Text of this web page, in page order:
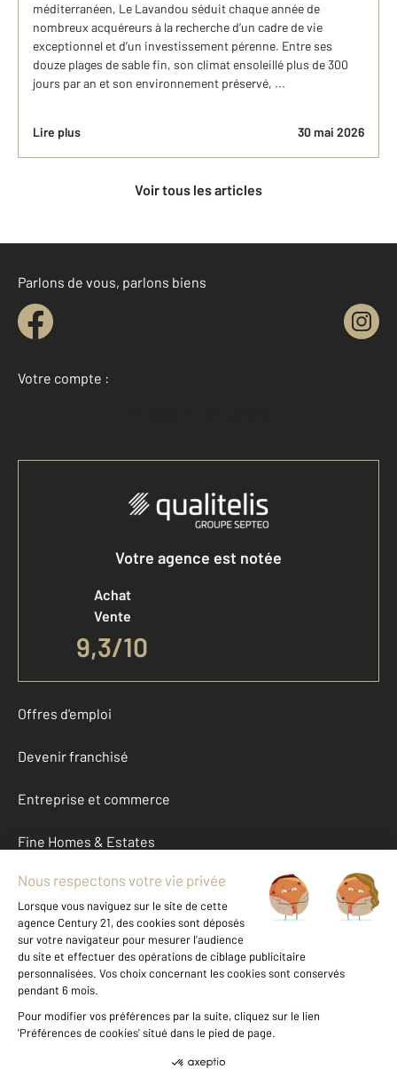
méditerranéen, Le Lavandou séduit chaque année de
nombreux acquéreurs à la recherche d’un cadre de vie
exceptionnel et d’un investissement pérenne. Entre ses
douze plages de sable fin, son climat ensoleillé plus de 300
jours par an et son environnement préservé, ...
Lire plus 30 mai 2026
Voir tous les articles
Parlons de vous, parlons biens
Votre compte :
Accéder à mon compte
Votre agence est notée
Achat
Vente
9,3/10
Offres d'emploi
Devenir franchisé
Entreprise et commerce
Fine Homes & Estates
À propos
International
Nous contacter